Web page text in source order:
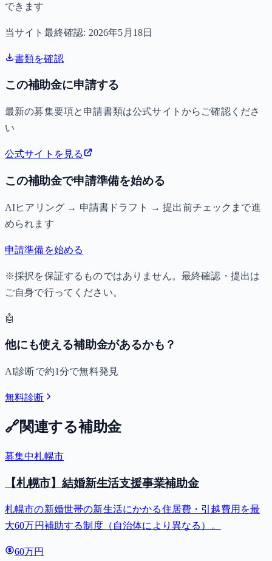
できます
当サイト最終確認: 2026年5月18日
書類を確認
この補助金に申請する
最新の募集要項と申請書類は公式サイトからご確認くださ
い
公式サイトを見る
この補助金で申請準備を始める
AIヒアリング → 申請書ドラフト → 提出前チェックまで進
められます
申請準備を始める
※採択を保証するものではありません。最終確認・提出は
ご自身で行ってください。
🤖
他にも使える補助金があるかも？
AI診断で約1分で無料発見
無料診断
🔗関連する補助金
募集中札幌市
【札幌市】結婚新生活支援事業補助金
札幌市の新婚世帯の新生活にかかる住居費・引越費用を最
大60万円補助する制度（自治体により異なる）。
60万円